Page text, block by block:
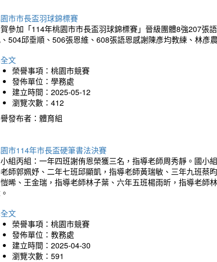
市市長盃羽球錦標賽
參加「114年桃園市市長盃羽球錦標賽」晉級團體8強207張
504邱垂順、506張恩維、608張語恩感謝陳彥均教練、林彥
文
榮譽事項：桃園市競賽
發佈單位：學務處
建立時間：2025-05-12
瀏覽次數：412
發布者：體育組
市114年市長盃硬筆書法決賽
組丙組：一年四班謝侑恩榮獲三名，指導老師周秀靜。國小
師郭姵妤、二年七班邱顯凱，指導老師黃瑞敏、三年九班蔡
晞、王金瑞，指導老師林子葉、六年五班楊雨昕，指導老師
文
榮譽事項：桃園市競賽
發佈單位：教務處
建立時間：2025-04-30
瀏覽次數：591